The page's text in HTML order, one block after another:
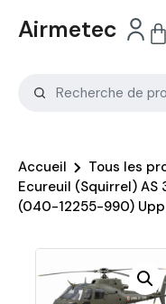
Airmetec
Accueil Tous les
Ecureuil (Squirrel) AS
(040-12255-990)